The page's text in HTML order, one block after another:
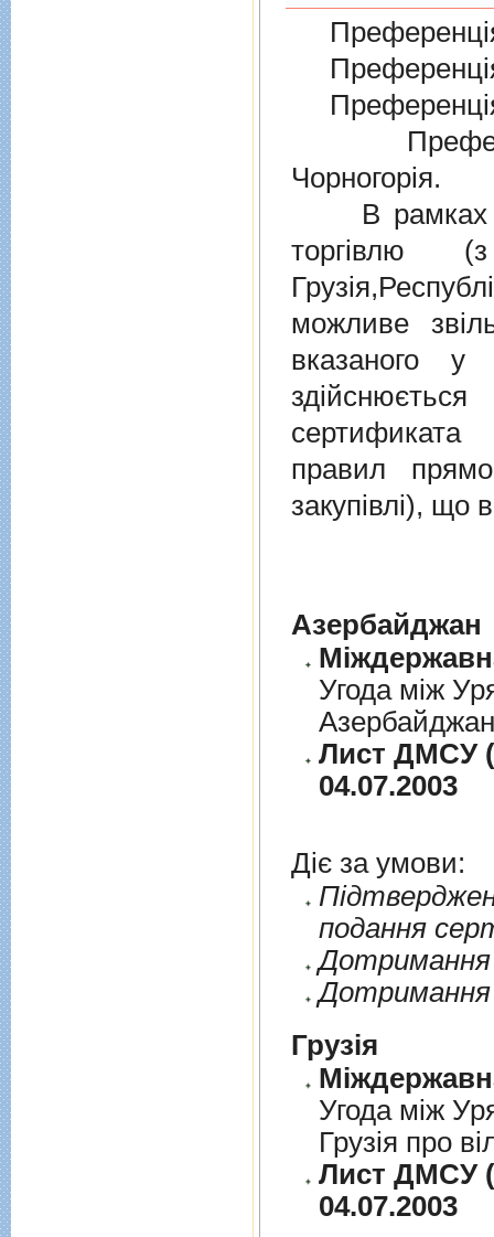
Чорногорія.
В рамках
торгiвлю
можливе
вказаного у
правил
закупівлі), що
Азербайджан
Угода між
Лист ДМСУ
04.07.2003
Діє за умови:
подання
Дотримання
Дотримання
Грузія
Угода між
Грузія про
Лист ДМСУ
04.07.2003